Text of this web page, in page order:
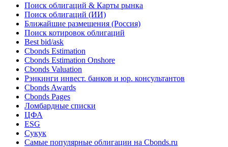
Поиск облигаций & Карты рынка
Поиск облигаций (ИИ)
Ближайшие размещения (Россия)
Поиск котировок облигаций
Best bid/ask
Cbonds Estimation
Cbonds Estimation Onshore
Cbonds Valuation
Рэнкинги инвест. банков и юр. консультантов
Cbonds Awards
Cbonds Pages
Ломбардные списки
ЦФА
ESG
Сукук
Самые популярные облигации на Cbonds.ru